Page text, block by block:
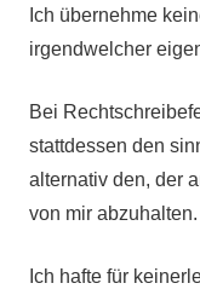
Ich übernehme
irgendwelcher
Bei
stattdessen den
alternativ den, der
von mir abzuhalten.
Ich hafte für